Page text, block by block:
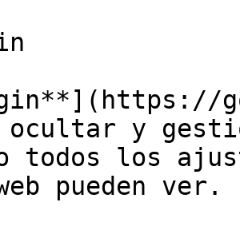
ocultar y
todos los
pueden ver.